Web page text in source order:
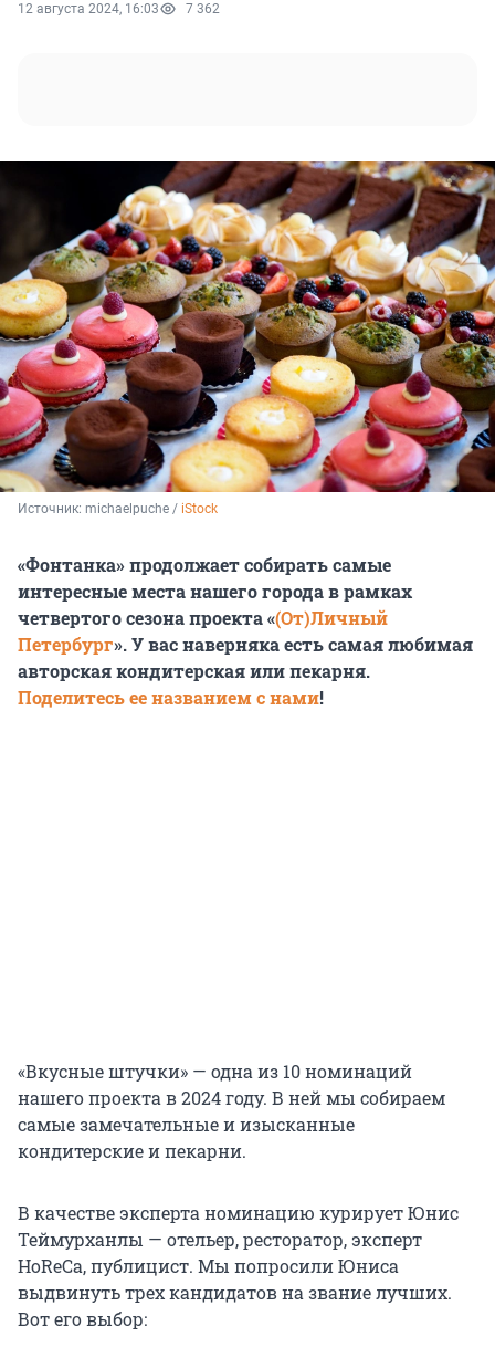
12 августа 2024, 16:03 7 362
Источник: michaelpuche / iStock
«Фонтанка» продолжает собирать самые
интересные места нашего города в рамках
четвертого сезона проекта «(От)Личный
Петербург». У вас наверняка есть самая любимая
авторская кондитерская или пекарня.
Поделитесь ее названием с нами!
«Вкусные штучки» — одна из 10 номинаций
нашего проекта в 2024 году. В ней мы собираем
самые замечательные и изысканные
кондитерские и пекарни.
В качестве эксперта номинацию курирует Юнис
Теймурханлы — отельер, ресторатор, эксперт
HoReCa, публицист. Мы попросили Юниса
выдвинуть трех кандидатов на звание лучших.
Вот его выбор: